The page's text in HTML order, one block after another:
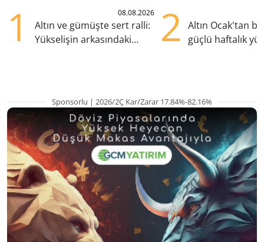
1 08.08.2026
Altın ve gümüşte sert ralli:
Yükselişin arkasındaki
2
Altın Ocak'tan
güçlü haftalık
Sponsorlu | 2026/2Ç Kar/Zarar 17.84%-82.16%